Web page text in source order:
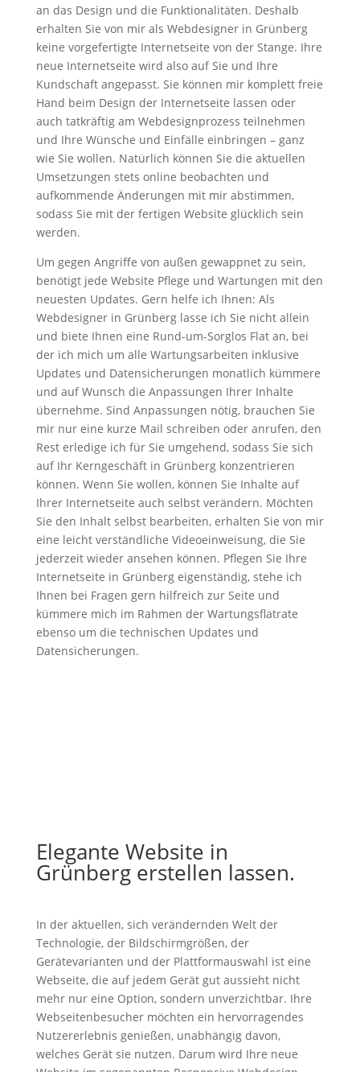
an das Design und die Funktionalitäten. Deshalb
erhalten Sie von mir als Webdesigner in Grünberg
keine vorgefertigte Internetseite von der Stange. Ihre
neue Internetseite wird also auf Sie und Ihre
Kundschaft angepasst. Sie können mir komplett freie
Hand beim Design der Internetseite lassen oder
auch tatkräftig am Webdesignprozess teilnehmen
und Ihre Wünsche und Einfälle einbringen – ganz
wie Sie wollen. Natürlich können Sie die aktuellen
Umsetzungen stets online beobachten und
aufkommende Änderungen mit mir abstimmen,
sodass Sie mit der fertigen Website glücklich sein
werden.
Um gegen Angriffe von außen gewappnet zu sein,
benötigt jede Website Pflege und Wartungen mit den
neuesten Updates. Gern helfe ich Ihnen: Als
Webdesigner in Grünberg lasse ich Sie nicht allein
und biete Ihnen eine Rund-um-Sorglos Flat an, bei
der ich mich um alle Wartungsarbeiten inklusive
Updates und Datensicherungen monatlich kümmere
und auf Wunsch die Anpassungen Ihrer Inhalte
übernehme. Sind Anpassungen nötig, brauchen Sie
mir nur eine kurze Mail schreiben oder anrufen, den
Rest erledige ich für Sie umgehend, sodass Sie sich
auf Ihr Kerngeschäft in Grünberg konzentrieren
können. Wenn Sie wollen, können Sie Inhalte auf
Ihrer Internetseite auch selbst verändern. Möchten
Sie den Inhalt selbst bearbeiten, erhalten Sie von mir
eine leicht verständliche Videoeinweisung, die Sie
jederzeit wieder ansehen können. Pflegen Sie Ihre
Internetseite in Grünberg eigenständig, stehe ich
Ihnen bei Fragen gern hilfreich zur Seite und
kümmere mich im Rahmen der Wartungsflatrate
ebenso um die technischen Updates und
Datensicherungen.
Elegante Website in
Grünberg erstellen lassen.
In der aktuellen, sich verändernden Welt der
Technologie, der Bildschirmgrößen, der
Gerätevarianten und der Plattformauswahl ist eine
Webseite, die auf jedem Gerät gut aussieht nicht
mehr nur eine Option, sondern unverzichtbar. Ihre
Webseitenbesucher möchten ein hervorragendes
Nutzererlebnis genießen, unabhängig davon,
welches Gerät sie nutzen. Darum wird Ihre neue